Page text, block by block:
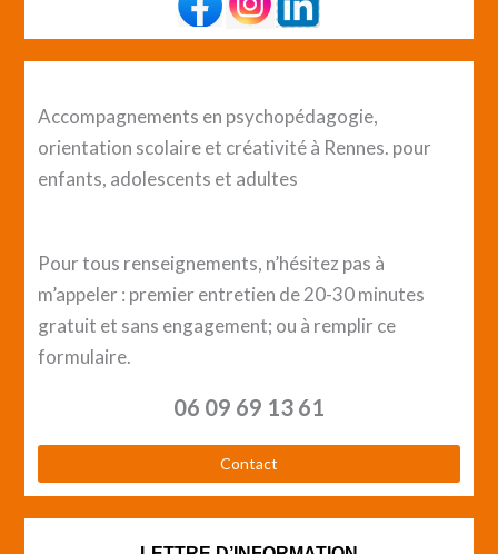
Accompagnements en psychopédagogie,
orientation scolaire et créativité à Rennes. pour
enfants, adolescents et adultes
Pour tous renseignements, n’hésitez pas à
m’appeler : premier entretien de 20-30 minutes
gratuit et sans engagement; ou à remplir ce
formulaire.
06 09 69 13 61
Contact